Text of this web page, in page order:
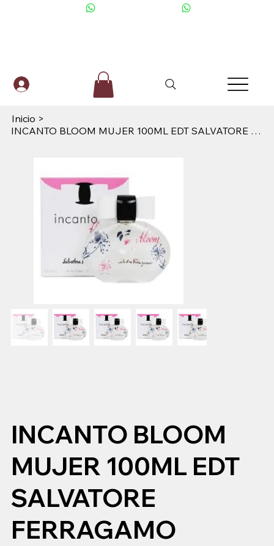
Inicio >
INCANTO BLOOM MUJER 100ML EDT SALVATORE FERRAGAMO
INCANTO BLOOM
MUJER 100ML EDT
SALVATORE
FERRAGAMO